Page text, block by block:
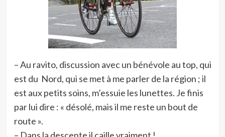
– Au ravito, discussion avec un bénévole au top, qui
est du Nord, qui se met à me parler de la région ; il
est aux petits soins, m’essuie les lunettes. Je finis
par lui dire : « désolé, mais il me reste un bout de
route ».